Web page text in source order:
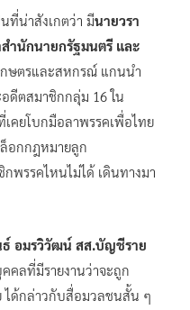
น่าสังเกตว่า มีนายวรา
ำนักนายกรัฐมนตรี และ
กษตรและสหกรณ์ แกนนำ
ดีตสมาชิกกลุ่ม 16 ใน
คยโบกมือลาพรรคเพื่อไทย
อกกฎหมายลูก
พรรคไหนไม่ได้ เดินทางมา
อมรวิวัฒน์ สส.บัญชีราย
คลที่มีรายงานว่าจะถูก
ได้กล่าวกับสื่อมวลชนสั้น ๆ